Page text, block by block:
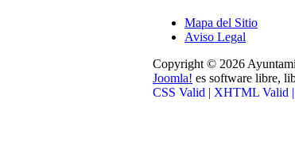
Mapa del Sitio
Aviso Legal
Copyright © 2026
Joomla! es software libre,
CSS Valid | XHTML Valid |